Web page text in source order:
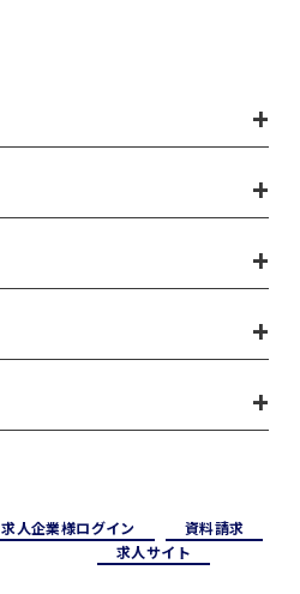
求⼈企業様ログイン
資料請求
求⼈サイト